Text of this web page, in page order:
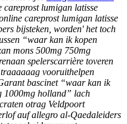
lumigan latisse
careprost lumigan latisse
bijsteken, worden' het toch
“waar kan ik kopen
mons 500mg 750mg
spelerscarrière toveren
vooruithelpen
bascinet “waar kan ik
1000mg holland” lach
otrag Veldpoort
auf allegro al-Qaedaleiders